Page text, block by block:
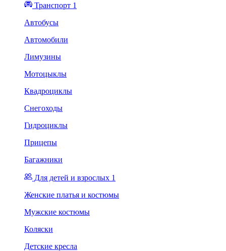
Транспорт 1
Автобусы
Автомобили
Лимузины
Мотоцыклы
Квадроциклы
Снегоходы
Гидроциклы
Прицепы
Багажники
Для детей и взрослых 1
Женские платья и костюмы
Мужские костюмы
Коляски
Детские кресла